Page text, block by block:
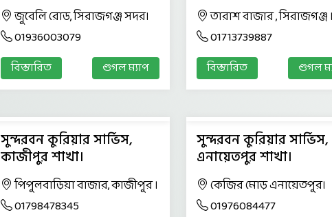
জুবেলি রোড, সিরাজগঞ্জ সদর।
01936003079
বিস্তারিত গুগল ম্যাপ
তারাশ বাজার , সিরাজগঞ্জ ।
01713739887
বিস্তারিত গুগল
সুন্দরবন কুরিয়ার সার্ভিস,
কাজীপুর শাখা।
পিপুলবাড়িয়া বাজার, কাজীপুর ।
01798478345
সুন্দরবন কুরিয়ার সার্ভিস,
এনায়েতপুর শাখা।
কেজির মোড় এনায়েতপুর।
01976084477